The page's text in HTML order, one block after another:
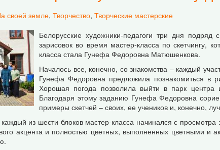
своей земле, Творчество, Творческие мастерские
Белорусские художники-педагоги три дня
зарисовок во время мастер-класса по
класса стала Гунефа Федоровна Матюшенкова.
Началось все, конечно, со знакомства – каждый
Гунефа Федоровна предложила познакомиться в
Хорошая погода позволила выйти в парк центра
Благодаря этому заданию Гунефа Федоровна
примеры скетчей – своих, ее учеников и, конечно,
каждый из шести блоков мастер-класса начинался с
акцента и полностью цветных, выполненных цветными и